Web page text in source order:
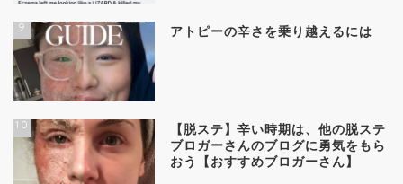
9 アトピーの辛さを乗り越えるには
10
【脱ステ】辛い時期は、他の脱ステ
ブロガーさんのブログに勇気をもら
おう【おすすめブロガーさん】